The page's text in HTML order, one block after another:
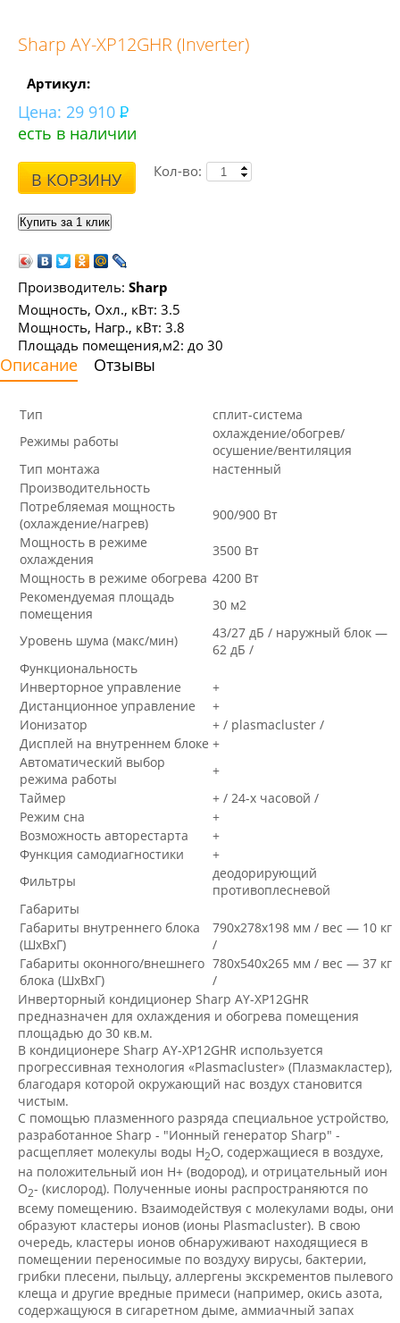
Sharp AY-XP12GHR (Inverter)
Артикул:
Цена: 29 910
есть в наличии
В КОРЗИНУ Кол-во:
Производитель: Sharp
Мощность, Охл., кВт: 3.5
Мощность, Нагр., кВт: 3.8
Площадь помещения,м2: до 30
Описание Отзывы
Тип
сплит-система
Режимы работы
охлаждение/обогрев/
осушение/вентиляция
Тип монтажа
настенный
Производительность
Потребляемая мощность
(охлаждение/нагрев)
900/900 Вт
Мощность в режиме
охлаждения
3500 Вт
Мощность в режиме обогрева 4200 Вт
Рекомендуемая площадь
помещения
30 м2
Уровень шума (макс/мин)
43/27 дБ / наружный блок —
62 дБ /
Функциональность
Инверторное управление
+
Дистанционное управление
+
Ионизатор
+ / plasmacluster /
Дисплей на внутреннем блоке +
Автоматический выбор
режима работы
+
Таймер
+ / 24-х часовой /
Режим сна
+
Возможность авторестарта
+
Функция самодиагностики
+
Фильтры
деодорирующий
противоплесневой
Габариты
Габариты внутреннего блока
(ШхВхГ)
790х278х198 мм / вес — 10 кг
/
Габариты оконного/внешнего
блока (ШхВхГ)
780х540х265 мм / вес — 37 кг
/
Инверторный кондиционер Sharp AY-XP12GHR
предназначен для охлаждения и обогрева помещения
площадью до 30 кв.м.
В кондиционере Sharp AY-XP12GHR используется
прогрессивная технология «Plasmacluster» (Плазмакластер),
благодаря которой окружающий нас воздух становится
чистым.
С помощью плазменного разряда специальное устройство,
разработанное Sharp - "Ионный генератор Sharp" -
расщепляет молекулы воды H2O, содержащиеся в воздухе,
на положительный ион H+ (водород), и отрицательный ион
O2- (кислород). Полученные ионы распространяются по
всему помещению. Взаимодействуя с молекулами воды, они
образуют кластеры ионов (ионы Plasmacluster). В свою
очередь, кластеры ионов обнаруживают находящиеся в
помещении переносимые по воздуху вирусы, бактерии,
грибки плесени, пыльцу, аллергены экскрементов пылевого
клеща и другие вредные примеси (например, окись азота,
содержащуюся в сигаретном дыме, аммиачный запах